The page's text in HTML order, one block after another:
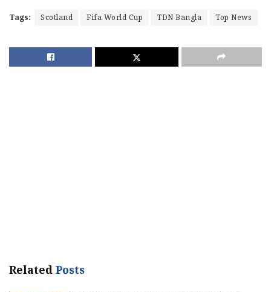
Tags: Scotland Fifa World Cup TDN Bangla Top News
RelatedPosts